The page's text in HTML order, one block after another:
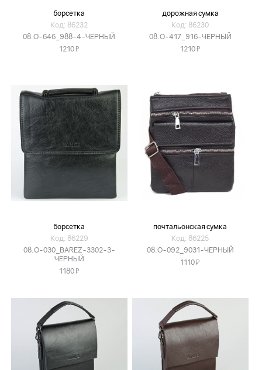
борсетка
Код: 86232
08.O-646_988-4-ЧЕРНЫЙ
1210Я
дорожная сумка
Код: 86230
08.O-417_916-ЧЕРНЫЙ
1210Я
борсетка
Код: 86229
08.O-030_BAREZ-3302-3-
ЧЕРНЫЙ
1180Я
почтальонская сумка
Код: 86225
08.O-092_9031-ЧЕРНЫЙ
1110Я